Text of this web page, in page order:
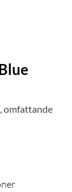
omfattande